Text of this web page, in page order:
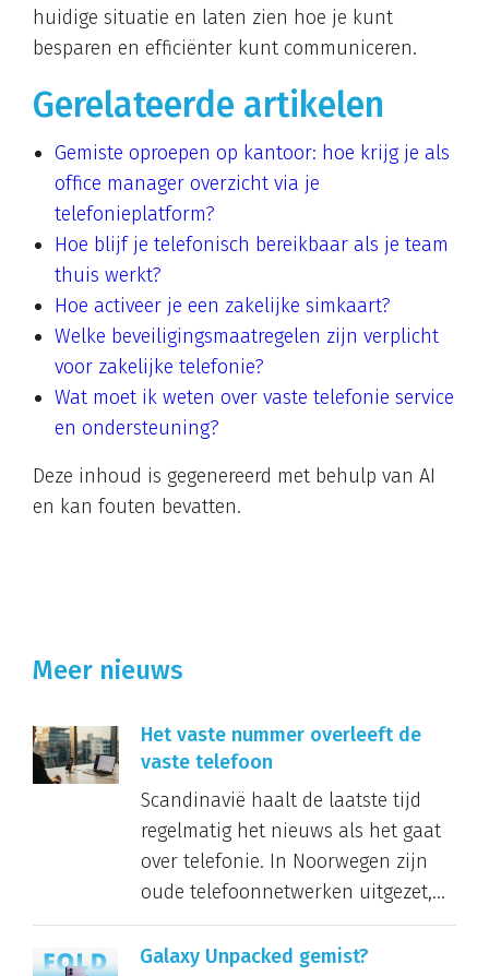
huidige situatie en laten zien hoe je kunt
besparen en efficiënter kunt communiceren.
Gerelateerde artikelen
Gemiste oproepen op kantoor: hoe krijg je als
office manager overzicht via je
telefonieplatform?
Hoe blijf je telefonisch bereikbaar als je team
thuis werkt?
Hoe activeer je een zakelijke simkaart?
Welke beveiligingsmaatregelen zijn verplicht
voor zakelijke telefonie?
Wat moet ik weten over vaste telefonie service
en ondersteuning?
Deze inhoud is gegenereerd met behulp van AI
en kan fouten bevatten.
Meer nieuws
Het vaste nummer overleeft de
vaste telefoon
Scandinavië haalt de laatste tijd
regelmatig het nieuws als het gaat
over telefonie. In Noorwegen zijn
oude telefoonnetwerken uitgezet,...
Galaxy Unpacked gemist?